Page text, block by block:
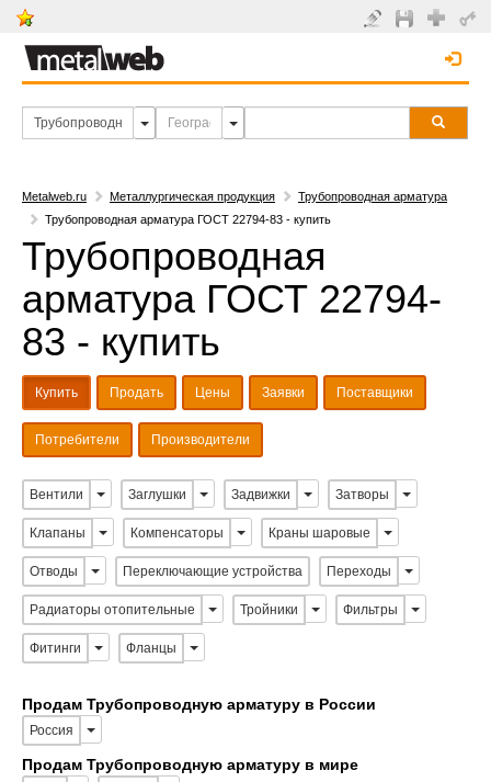
Metalweb.ru Металлургическая продукция
Трубопроводная арматура
Трубопроводная арматура ГОСТ 22794-83 - купить
Трубопроводная
арматура ГОСТ 22794-
83 - купить
Купить Продать Цены Заявки Поставщики
Потребители Производители
Вентили Заглушки Задвижки Затворы
Клапаны Компенсаторы Краны шаровые
Отводы Переключающие устройства Переходы
Радиаторы отопительные Тройники Фильтры
Фитинги Фланцы
Продам Трубопроводную арматуру в России
Россия
Продам Трубопроводную арматуру в мире